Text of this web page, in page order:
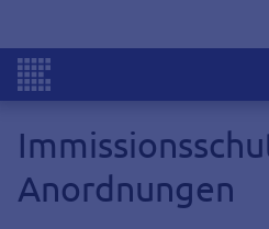
Anordnungen